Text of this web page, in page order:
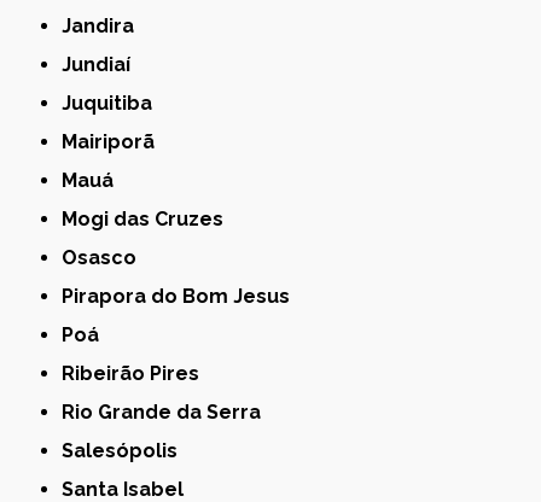
Jandira
Jundiaí
Juquitiba
Mairiporã
Mauá
Mogi das Cruzes
Osasco
Pirapora do Bom Jesus
Poá
Ribeirão Pires
Rio Grande da Serra
Salesópolis
Santa Isabel